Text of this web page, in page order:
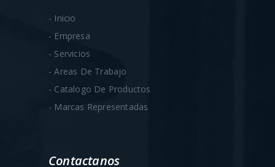
- Inicio
- Empresa
- Servicios
- Areas De Trabajo
- Catalogo De Productos
- Marcas Representadas
Contactanos